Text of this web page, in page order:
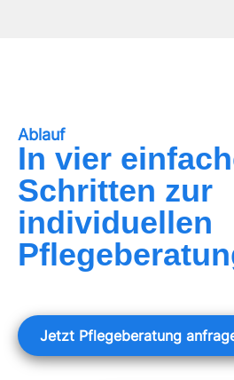
Ablauf
In vier
Schritten zur
individuellen
Jetzt Pflegeberatung